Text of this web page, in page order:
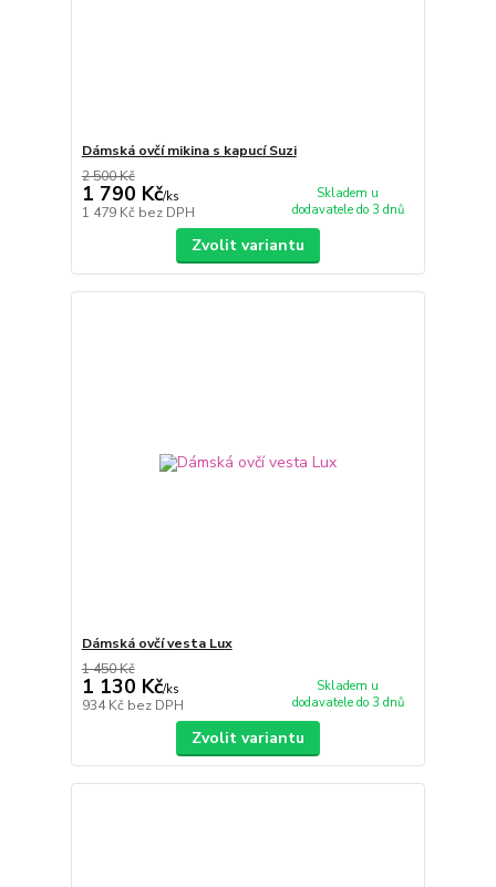
Dámská ovčí mikina s kapucí Suzi
2 500 Kč
1 790 Kč/ks
1 479 Kč bez DPH
Skladem u
dodavatele do 3 dnů
Zvolit variantu
Dámská ovčí vesta Lux
1 450 Kč
1 130 Kč/ks
934 Kč bez DPH
Skladem u
dodavatele do 3 dnů
Zvolit variantu